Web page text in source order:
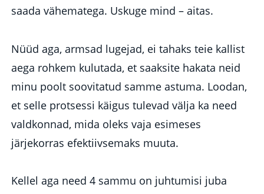
saada vähematega. Uskuge mind – aitas.
Nüüd aga, armsad lugejad, ei tahaks teie kallist
aega rohkem kulutada, et saaksite hakata neid
minu poolt soovitatud samme astuma. Loodan,
et selle protsessi käigus tulevad välja ka need
valdkonnad, mida oleks vaja esimeses
järjekorras efektiivsemaks muuta.
Kellel aga need 4 sammu on juhtumisi juba